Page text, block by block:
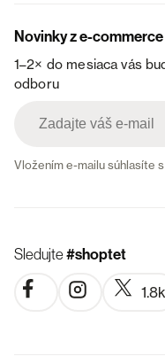
Novinky z e-commerce
1–2× do mesiaca vás
odboru
Vložením e-mailu súhlasíte s
Sledujte#shoptet
1.8k